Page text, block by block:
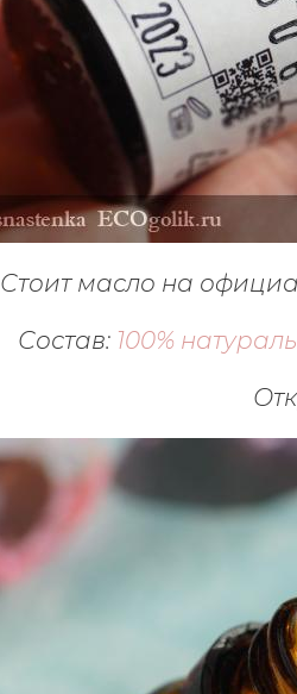
Стоит масло на
Состав: 100%